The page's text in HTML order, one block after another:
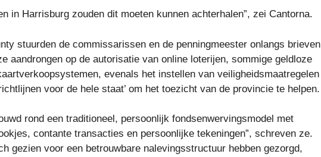
in Harrisburg zouden dit moeten kunnen achterhalen”, zei Cantorna.
stuurden de commissarissen en de penningmeester onlangs brieven
aandrongen op de autorisatie van online loterijen, sommige geldloze
evenals het instellen van veiligheidsmaatregelen
voor de hele staat’ om het toezicht van de provincie te helpen.
rond een traditioneel, persoonlijk fondsenwervingsmodel met
contante transacties en persoonlijke tekeningen”, schreven ze.
gezien voor een betrouwbare nalevingsstructuur hebben gezorgd,